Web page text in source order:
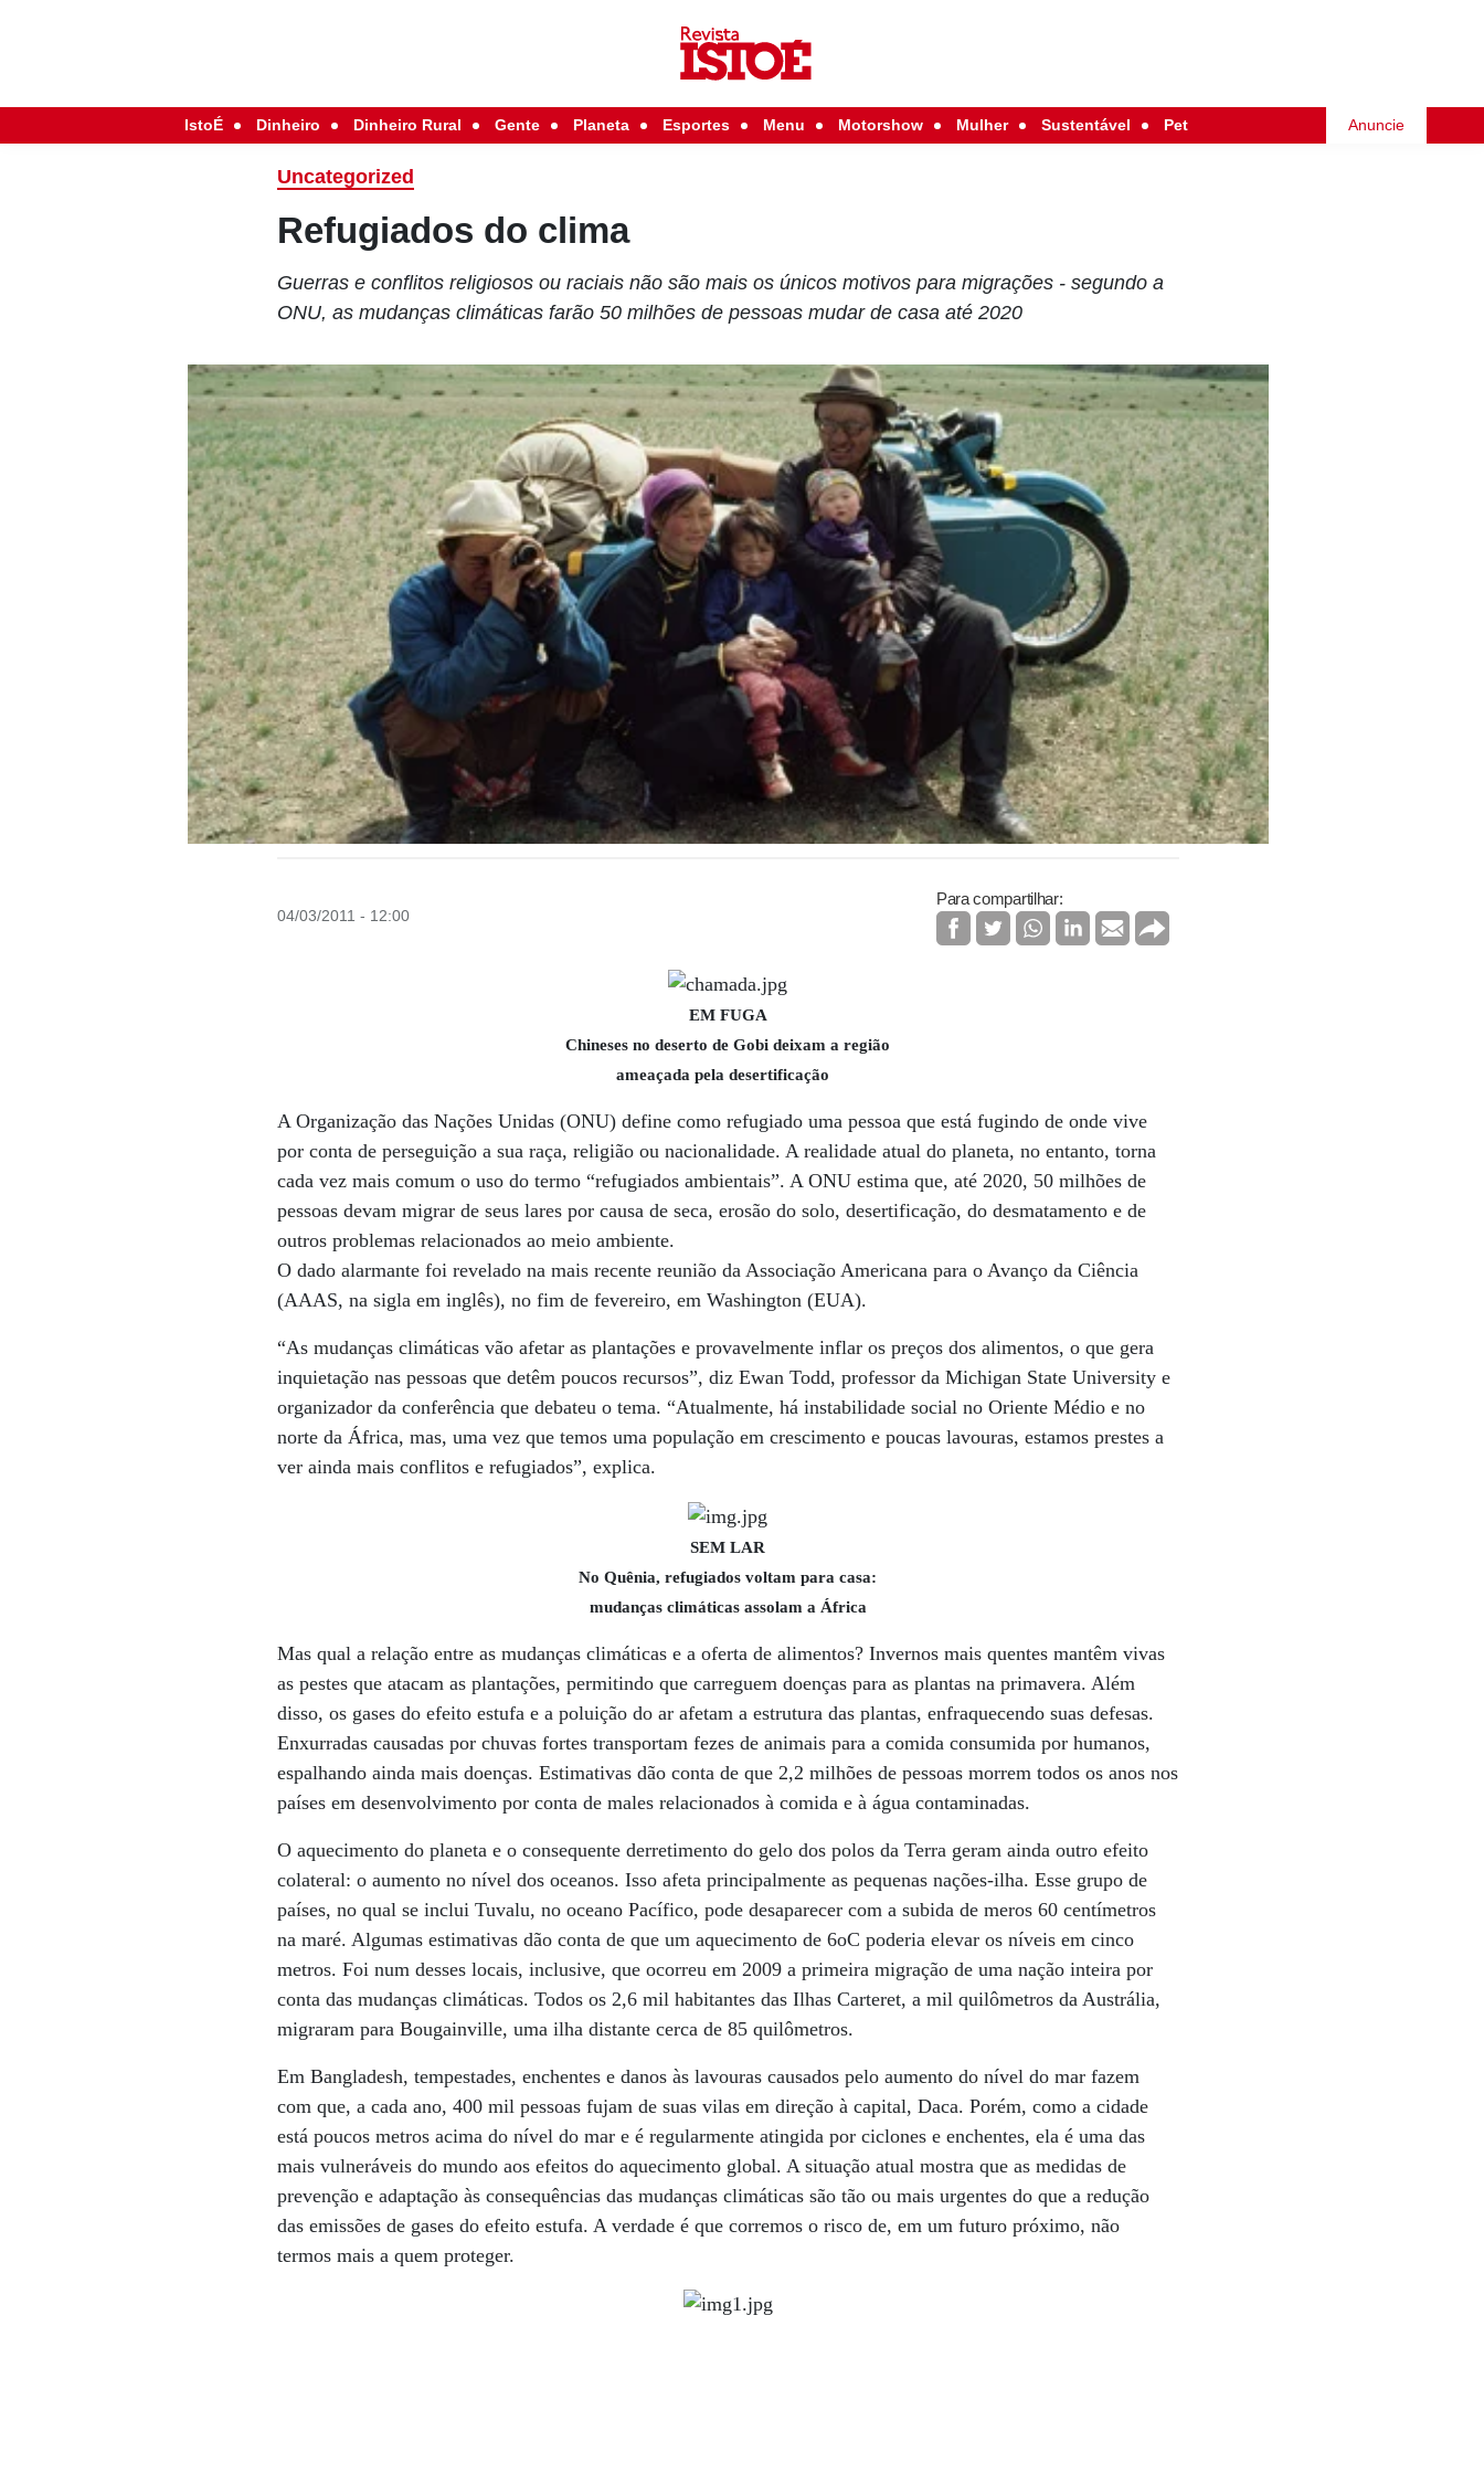
IstoÉ Dinheiro Dinheiro Rural Gente Planeta Esportes Menu Motorshow Mulher Sustentável Pet Anuncie
Uncategorized
Refugiados do clima
Guerras e conflitos religiosos ou raciais não são mais os únicos motivos para migrações - segundo a
ONU, as mudanças climáticas farão 50 milhões de pessoas mudar de casa até 2020
04/03/2011 - 12:00
Para compartilhar:
EM FUGA
Chineses no deserto de Gobi deixam a região
ameaçada pela desertificação
A Organização das Nações Unidas (ONU) define como refugiado uma pessoa que está fugindo de onde vive
por conta de perseguição a sua raça, religião ou nacionalidade. A realidade atual do planeta, no entanto, torna
cada vez mais comum o uso do termo “refugiados ambientais”. A ONU estima que, até 2020, 50 milhões de
pessoas devam migrar de seus lares por causa de seca, erosão do solo, desertificação, do desmatamento e de
outros problemas relacionados ao meio ambiente.
O dado alarmante foi revelado na mais recente reunião da Associação Americana para o Avanço da Ciência
(AAAS, na sigla em inglês), no fim de fevereiro, em Washington (EUA).
“As mudanças climáticas vão afetar as plantações e provavelmente inflar os preços dos alimentos, o que gera
inquietação nas pessoas que detêm poucos recursos”, diz Ewan Todd, professor da Michigan State University e
organizador da conferência que debateu o tema. “Atualmente, há instabilidade social no Oriente Médio e no
norte da África, mas, uma vez que temos uma população em crescimento e poucas lavouras, estamos prestes a
ver ainda mais conflitos e refugiados”, explica.
SEM LAR
No Quênia, refugiados voltam para casa:
mudanças climáticas assolam a África
Mas qual a relação entre as mudanças climáticas e a oferta de alimentos? Invernos mais quentes mantêm vivas
as pestes que atacam as plantações, permitindo que carreguem doenças para as plantas na primavera. Além
disso, os gases do efeito estufa e a poluição do ar afetam a estrutura das plantas, enfraquecendo suas defesas.
Enxurradas causadas por chuvas fortes transportam fezes de animais para a comida consumida por humanos,
espalhando ainda mais doenças. Estimativas dão conta de que 2,2 milhões de pessoas morrem todos os anos nos
países em desenvolvimento por conta de males relacionados à comida e à água contaminadas.
O aquecimento do planeta e o consequente derretimento do gelo dos polos da Terra geram ainda outro efeito
colateral: o aumento no nível dos oceanos. Isso afeta principalmente as pequenas nações-ilha. Esse grupo de
países, no qual se inclui Tuvalu, no oceano Pacífico, pode desaparecer com a subida de meros 60 centímetros
na maré. Algumas estimativas dão conta de que um aquecimento de 6oC poderia elevar os níveis em cinco
metros. Foi num desses locais, inclusive, que ocorreu em 2009 a primeira migração de uma nação inteira por
conta das mudanças climáticas. Todos os 2,6 mil habitantes das Ilhas Carteret, a mil quilômetros da Austrália,
migraram para Bougainville, uma ilha distante cerca de 85 quilômetros.
Em Bangladesh, tempestades, enchentes e danos às lavouras causados pelo aumento do nível do mar fazem
com que, a cada ano, 400 mil pessoas fujam de suas vilas em direção à capital, Daca. Porém, como a cidade
está poucos metros acima do nível do mar e é regularmente atingida por ciclones e enchentes, ela é uma das
mais vulneráveis do mundo aos efeitos do aquecimento global. A situação atual mostra que as medidas de
prevenção e adaptação às consequências das mudanças climáticas são tão ou mais urgentes do que a redução
das emissões de gases do efeito estufa. A verdade é que corremos o risco de, em um futuro próximo, não
termos mais a quem proteger.